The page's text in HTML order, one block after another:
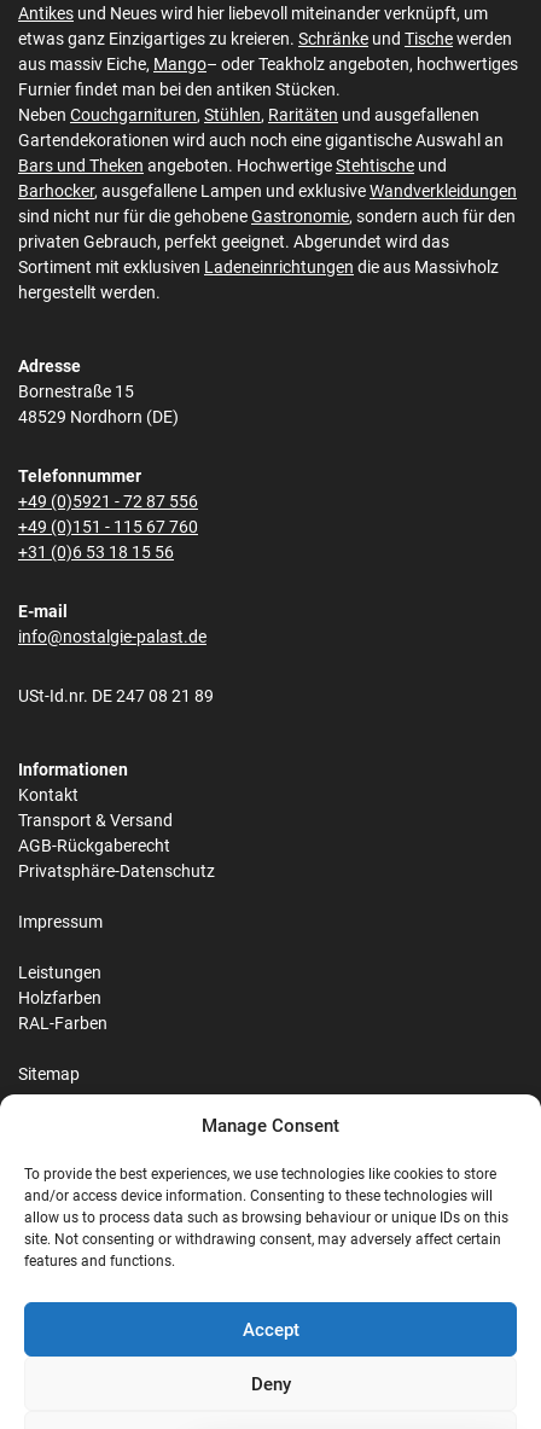
Manage Consent
To provide the best experiences, we use technologies like cookies to store
and/or access device information. Consenting to these technologies will
allow us to process data such as browsing behaviour or unique IDs on this
site. Not consenting or withdrawing consent, may adversely affect certain
features and functions.
Accept
Deny
Antikes und Neues wird hier liebevoll miteinander verknüpft, um
etwas ganz Einzigartiges zu kreieren. Schränke und Tischewerden
aus massiv Eiche, Mango– oder Teakholz angeboten, hochwertiges
Furnier findet man bei den antiken Stücken.
Neben Couchgarnituren, Stühlen, Raritäten und ausgefallenen
Gartendekorationen wird auch noch eine gigantische Auswahl an
Bars und Theken angeboten. HochwertigeStehtische und
Barhocker, ausgefallene Lampen und exklusiveWandverkleidungen
sind nicht nur für die gehobeneGastronomie, sondern auch für den
privaten Gebrauch, perfekt geeignet. Abgerundet wird das
Sortiment mit exklusiven Ladeneinrichtungen die aus Massivholz
hergestellt werden.
Adresse
Bornestraße 15
48529 Nordhorn (DE)
Telefonnummer
+49 (0)5921 - 72 87 556
+49 (0)151 - 115 67 760
+31 (0)6 53 18 15 56
E-mail
info@nostalgie-palast.de
USt-Id.nr. DE 247 08 21 89
Informationen
Kontakt
Transport & Versand
AGB-Rückgaberecht
Privatsphäre-Datenschutz
Impressum
Leistungen
Holzfarben
RAL-Farben
Sitemap
G Google Reviews